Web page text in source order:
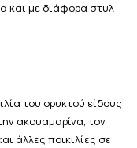
και με διάφορα στυλ
του ορυκτού είδους
ακουαμαρίνα, τον
άλλες ποικιλίες σε